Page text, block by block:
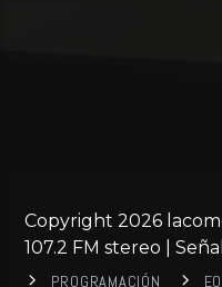
Copyright 2026
107.2 FM stereo |
PROGRAMACIÓN